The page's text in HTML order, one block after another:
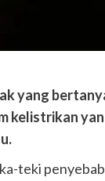
yang
kelistrikan
teki